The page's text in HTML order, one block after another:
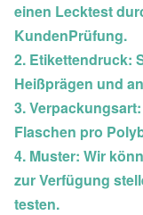
einen Lecktest
KundenPrüfung.
2. Etikettendruck:
Heißprägen und
3.
Flaschen pro
4. Muster: Wir
zur Verfügung
testen.